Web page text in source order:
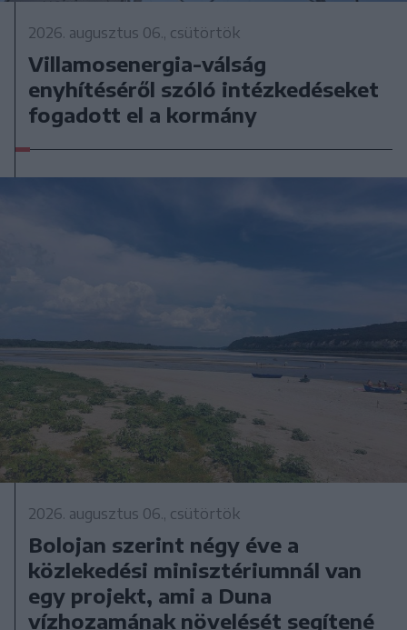
2026. augusztus 06., csütörtök
Villamosenergia-válság
enyhítéséről szóló intézkedéseket
fogadott el a kormány
2026. augusztus 06., csütörtök
Bolojan szerint négy éve a
közlekedési minisztériumnál van
egy projekt, ami a Duna
vízhozamának növelését segítené